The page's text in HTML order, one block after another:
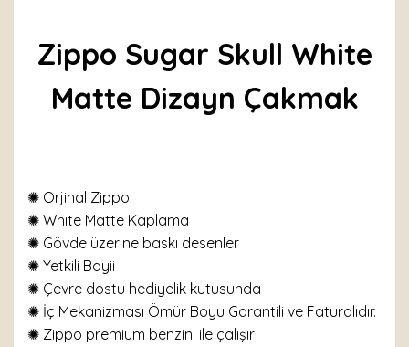
Zippo Sugar Skull White
Matte Dizayn Çakmak
✺ Orjinal Zippo
✺ White Matte Kaplama
✺ Gövde üzerine baskı desenler
✺ Yetkili Bayii
✺ Çevre dostu hediyelik kutusunda
✺ İç Mekanizması Ömür Boyu Garantili ve Faturalıdır.
✺ Zippo premium benzini ile çalışır